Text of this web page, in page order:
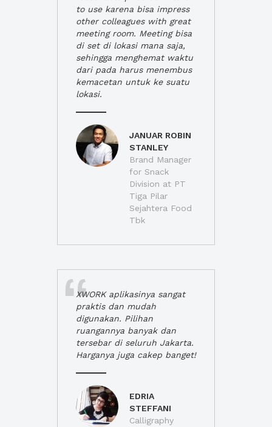
to use karena bisa impress
other colleagues with great
meeting room. Meeting bisa
di set di lokasi mana saja,
sehingga menghemat waktu
dari pada harus menembus
kemacetan untuk ke suatu
lokasi.
JANUAR ROBIN
STANLEY
Brand Manager
for Snack
Division at PT
Tiga Pilar
Sejahtera Food
Tbk
XWORK aplikasinya sangat
praktis dan mudah
digunakan. Pilihan
ruangannya banyak dan
tersebar di seluruh Jakarta.
Harganya juga cakep banget!
EDRIA
STEFFANI
Calligraphy